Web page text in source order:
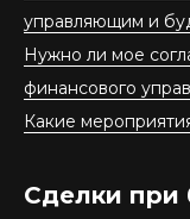
управляющим и
Нужно ли мое
финансового
Какие
Сделки при